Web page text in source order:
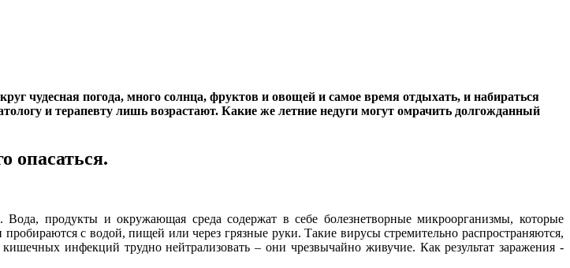
чудесная погода, много солнца, фруктов и овощей и самое время отдыхать, и набираться
и терапевту лишь возрастают. Какие же летние недуги могут омрачить долгожданный
опасаться.
продукты и окружающая среда содержат в себе болезнетворные микроорганизмы, которые
с водой, пищей или через грязные руки. Такие вирусы стремительно распространяются,
инфекций трудно нейтрализовать – они чрезвычайно живучие. Как результат заражения -